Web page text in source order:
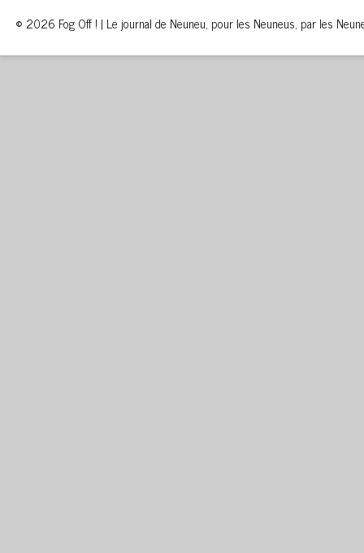
© 2026 Fog Off ! | Le journal de Neuneu, pour les Neuneus, par les